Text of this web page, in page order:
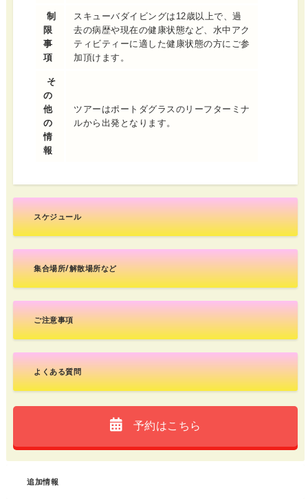
制
限
事
項
スキューバダイビングは12歳以上で、過
去の病歴や現在の健康状態など、水中アク
ティビティーに適した健康状態の方にご参
加頂けます。
そ
の
他
の
情
報
ツアーはポートダグラスのリーフターミナ
ルから出発となります。
スケジュール
集合場所/解散場所など
ご注意事項
よくある質問
予約はこちら
追加情報